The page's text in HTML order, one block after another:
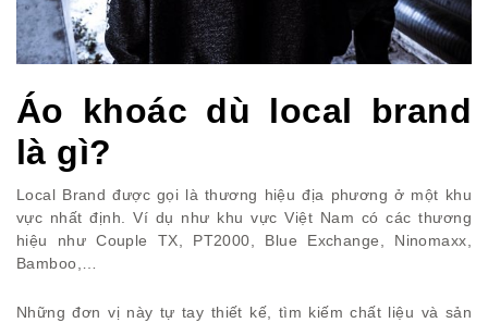
Áo khoác dù local brand
là gì?
Local Brand được gọi là thương hiệu địa phương ở một khu
vực nhất định. Ví dụ như khu vực Việt Nam có các thương
hiệu như Couple TX, PT2000, Blue Exchange, Ninomaxx,
Bamboo,…
Những đơn vị này tự tay thiết kế, tìm kiếm chất liệu và sản